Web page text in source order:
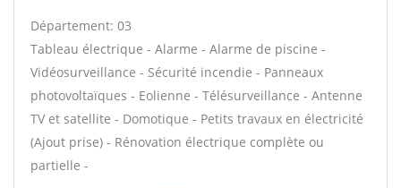
Département: 03
Tableau électrique - Alarme - Alarme de piscine -
Vidéosurveillance - Sécurité incendie - Panneaux
photovoltaïques - Eolienne - Télésurveillance - Antenne
TV et satellite - Domotique - Petits travaux en électricité
(Ajout prise) - Rénovation électrique complète ou
partielle -